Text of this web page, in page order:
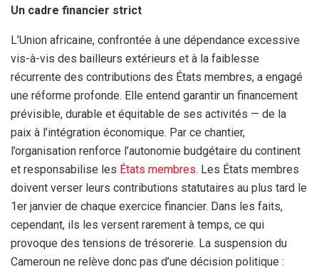
Un cadre financier strict
L’Union africaine, confrontée à une dépendance excessive
vis-à-vis des bailleurs extérieurs et à la faiblesse
récurrente des contributions des États membres, a engagé
une réforme profonde. Elle entend garantir un financement
prévisible, durable et équitable de ses activités — de la
paix à l’intégration économique. Par ce chantier,
l’organisation renforce l’autonomie budgétaire du continent
et responsabilise les États membres. Les États membres
doivent verser leurs contributions statutaires au plus tard le
1er janvier de chaque exercice financier. Dans les faits,
cependant, ils les versent rarement à temps, ce qui
provoque des tensions de trésorerie. La suspension du
Cameroun ne relève donc pas d’une décision politique :